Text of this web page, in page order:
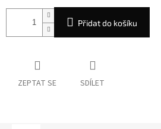
Přidat do košíku
ZEPTAT SE SDÍLET